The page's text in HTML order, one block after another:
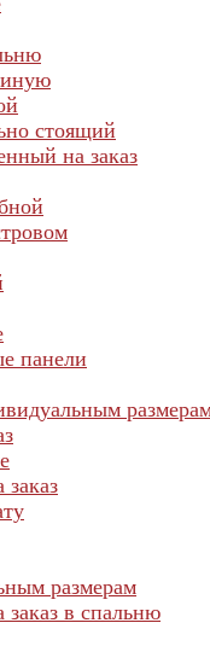
стоящий
на заказ
панели
размерам
в спальню